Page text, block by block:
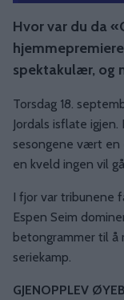
Hvor var du da
spektakulær, og
Torsdag 18.
Jordals isflate
sesongene vært en
en kveld ingen vil
I fjor var tribunene
Espen Seim
betongrammer til å
seriekamp.
GJENOPPLEV